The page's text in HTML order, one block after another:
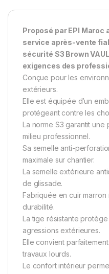
Proposé par EPI
service après-vente
sécurité S3 Brown
exigences des
Conçue pour les
extérieurs.
Elle est équipée d’un
protégeant contre les
La norme S3 garantit
milieu professionnel.
Sa semelle anti-
maximale sur chantier.
La semelle extérieure
de glissade.
Fabriquée en cuir
durabilité.
La tige résistante protège
agressions extérieures.
Elle convient
travaux lourds.
Le confort intérieur